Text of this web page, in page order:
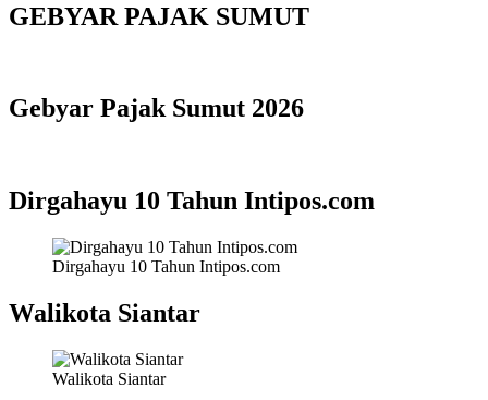
GEBYAR PAJAK SUMUT
Gebyar Pajak Sumut 2026
Dirgahayu 10 Tahun Intipos.com
Dirgahayu 10 Tahun Intipos.com
Walikota Siantar
Walikota Siantar